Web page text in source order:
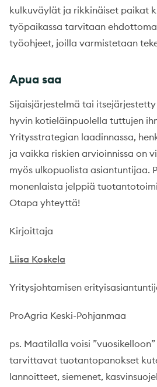
kulkuväylät ja rikkinäiset paikat
työpaikassa tarvitaan
työohjeet, joilla varmistetaan
Apua saa
Sijaisjärjestelmä tai
hyvin kotieläinpuolella tuttujen
Yritysstrategian laadinnassa,
ja vaikka riskien arvioinnissa on
myös ulkopuolista asiantuntijaa.
monenlaista jelppiä
Otapa yhteyttä!
Kirjoittaja
Liisa Koskela
Yritysjohtamisen
ProAgria Keski-Pohjanmaa
ps. Maatilalla voisi
tarvittavat tuotantopanokset
lannoitteet, siemenet,